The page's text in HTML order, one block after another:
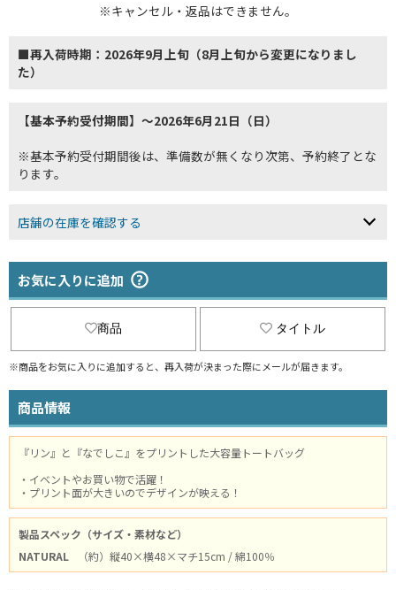
※キャンセル・返品はできません。
■再入荷時期：2026年9月上旬（8月上旬から変更になりまし
た）
【基本予約受付期間】～2026年6月21日（日）
※基本予約受付期間後は、準備数が無くなり次第、予約終了とな
ります。
店舗の在庫を確認する
お気に入りに追加
商品 タイトル
※商品をお気に入りに追加すると、再入荷が決まった際にメールが届きます。
商品情報
『リン』と『なでしこ』をプリントした大容量トートバッグ
・イベントやお買い物で活躍！
・プリント面が大きいのでデザインが映える！
製品スペック（サイズ・素材など）
NATURAL
（約）縦40×横48×マチ15cm / 綿100％